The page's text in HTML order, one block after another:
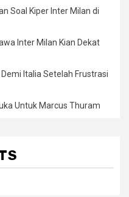
Soal Kiper Inter Milan di
Inter Milan Kian Dekat
Italia Setelah Frustrasi
Untuk Marcus Thuram